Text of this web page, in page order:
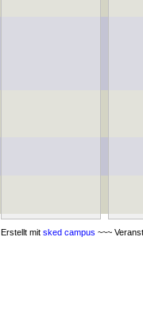
Erstellt mit sked campus ~~~